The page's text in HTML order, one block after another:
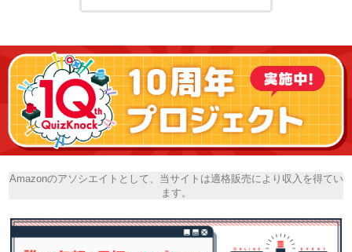
Amazonのアソシエイトとして、当サイトは適格販売により収入を得てい
ます。